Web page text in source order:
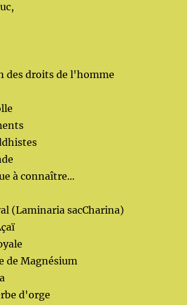
des droits de l'homme
à connaître...
(Laminaria sacCharina)
de Magnésium
d'orge